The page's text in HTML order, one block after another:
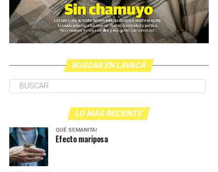
BUSCAR EN LAVACA
LO MÁS RECIENTE
QUÉ SEMANITA!
Efecto mariposa